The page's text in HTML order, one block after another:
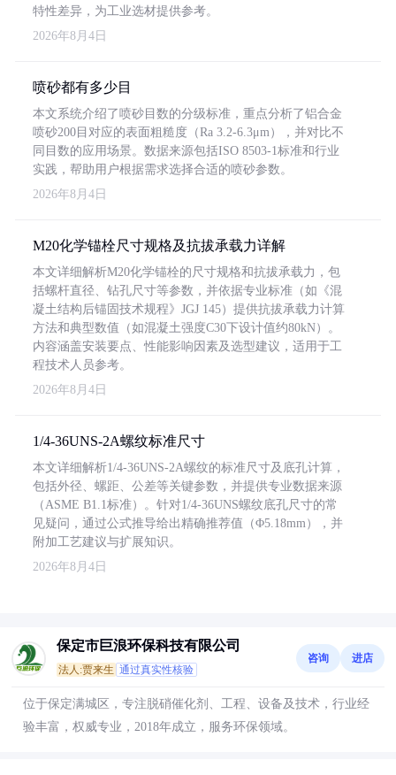
特性差异，为工业选材提供参考。
2026年8月4日
喷砂都有多少目
本文系统介绍了喷砂目数的分级标准，重点分析了铝合金
喷砂200目对应的表面粗糙度（Ra 3.2-6.3μm），并对比不
同目数的应用场景。数据来源包括ISO 8503-1标准和行业
实践，帮助用户根据需求选择合适的喷砂参数。
2026年8月4日
M20化学锚栓尺寸规格及抗拔承载力详解
本文详细解析M20化学锚栓的尺寸规格和抗拔承载力，包
括螺杆直径、钻孔尺寸等参数，并依据专业标准（如《混
凝土结构后锚固技术规程》JGJ 145）提供抗拔承载力计算
方法和典型数值（如混凝土强度C30下设计值约80kN）。
内容涵盖安装要点、性能影响因素及选型建议，适用于工
程技术人员参考。
2026年8月4日
1/4-36UNS-2A螺纹标准尺寸
本文详细解析1/4-36UNS-2A螺纹的标准尺寸及底孔计算，
包括外径、螺距、公差等关键参数，并提供专业数据来源
（ASME B1.1标准）。针对1/4-36UNS螺纹底孔尺寸的常
见疑问，通过公式推导给出精确推荐值（Φ5.18mm），并
附加工艺建议与扩展知识。
2026年8月4日
保定市巨浪环保科技有限公司
法人:贾来生 通过真实性核验
咨询 进店
位于保定满城区，专注脱硝催化剂、工程、设备及技术，行业经
验丰富，权威专业，2018年成立，服务环保领域。